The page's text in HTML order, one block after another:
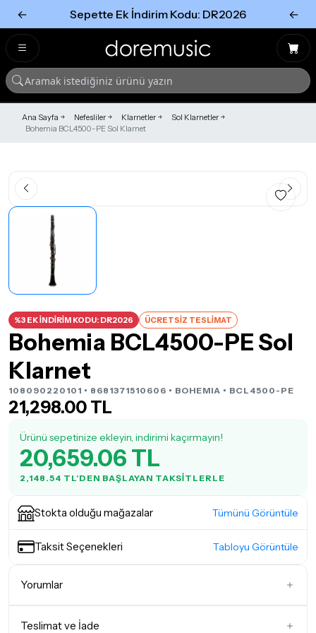
← Sepette Ek İndirim Kodu: DR2026 ←
Ana Sayfa Nefesliler Klarnetler
Sol Klarnetler
Bohemia BCL4500-PE Sol Klarnet
%3 EK İNDİRİM KODU: DR2026 ÜCRETSİZ TESLİMAT
Bohemia BCL4500-PE Sol
Klarnet
108090220101 • 8681371510606 • BOHEMIA • BCL4500-PE
21,298.00 TL
Ürünü sepetinize ekleyin, indirimi kaçırmayın!
20,659.06 TL
2,148.54 TL'DEN BAŞLAYAN TAKSITLERLE
Stokta olduğu mağazalar Tümünü Görüntüle
Taksit Seçenekleri Tabloyu Görüntüle
Yorumlar
Teslimat ve İade
Tümünü Gör
Tümünü gör